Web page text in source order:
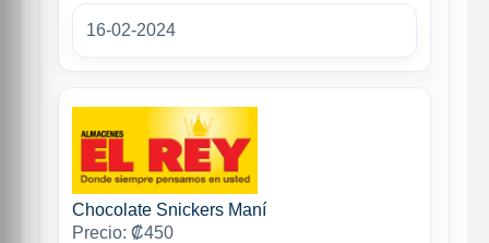
16-02-2024
Chocolate Snickers Maní
Precio: ₡450